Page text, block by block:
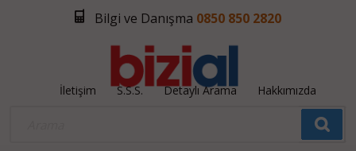
Bilgi ve Danışma 0850 850 2820
İletişim S.S.S. Detaylı Arama Hakkımızda